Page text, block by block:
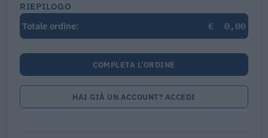
RIEPILOGO
Totale ordine:
€ 0,00
COMPLETA L'ORDINE
HAI GIÀ UN ACCOUNT? ACCEDI